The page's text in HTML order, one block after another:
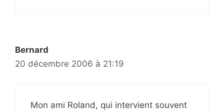
Bernard
20 décembre 2006 à 21:19
Mon ami Roland, qui intervient souvent